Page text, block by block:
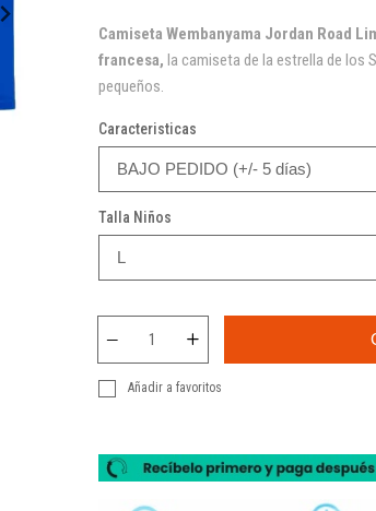
Camiseta Wembanyama Jordan Road
francesa, la camiseta de la estrella de los
pequeños.
Caracteristicas
Talla Niños
Añadir a favoritos